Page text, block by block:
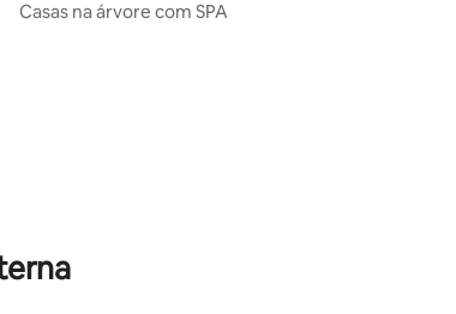
Casas na árvore com SPA